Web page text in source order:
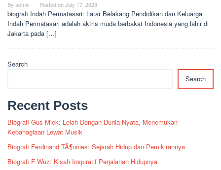
By admin Posted onJuly 17, 2023
biografi Indah Permatasari: Latar Belakang Pendidikan dan Keluarga
Indah Permatasari adalah aktris muda berbakat Indonesia yang lahir di
Jakarta pada […]
Search
Search
Recent Posts
Biografi Gus Miek: Lelah Dengan Dunia Nyata, Menemukan
Kebahagiaan Lewat Musik
Biografi Ferdinand TÃ¶nnies: Sejarah Hidup dan Pemikirannya
Biografi F Wuz: Kisah Inspiratif Perjalanan Hidupnya